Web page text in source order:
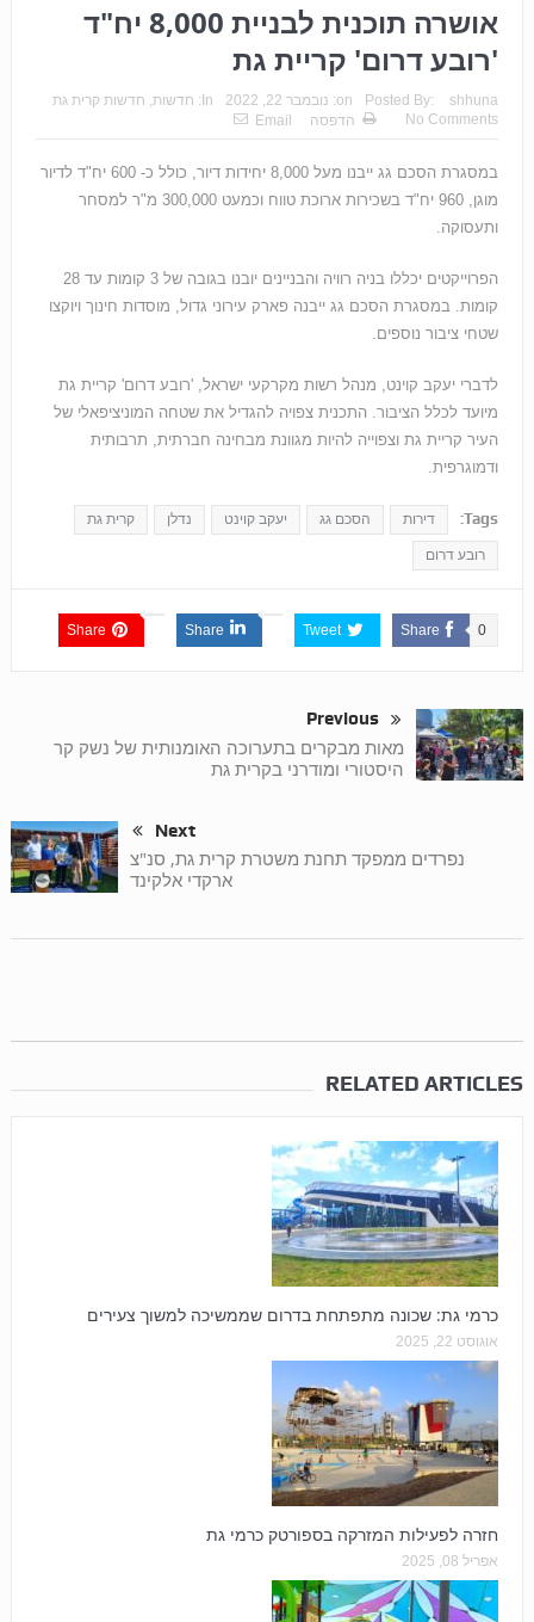
אושרה תוכנית לבניית 8,000 יח"ד
'רובע דרום' קריית גת
Posted By: shhuna
on: נובמבר 22, 2022 In: חדשות, חדשות קרית גת
No Comments
הדפסה Email
במסגרת הסכם גג ייבנו מעל 8,000 יחידות דיור, כולל כ- 600 יח"ד לדיור
מוגן, 960 יח"ד בשכירות ארוכת טווח וכמעט 300,000 מ"ר למסחר
ותעסוקה.
הפרוייקטים יכללו בניה רוויה והבניינים יובנו בגובה של 3 קומות עד 28
קומות. במסגרת הסכם גג ייבנה פארק עירוני גדול, מוסדות חינוך ויוקצו
שטחי ציבור נוספים.
לדברי יעקב קוינט, מנהל רשות מקרקעי ישראל, 'רובע דרום' קריית גת
מיועד לכלל הציבור. התכנית צפויה להגדיל את שטחה המוניציפאלי של
העיר קריית גת וצפוייה להיות מגוונת מבחינה חברתית, תרבותית
ודמוגרפית.
Tags: דירות הסכם גג יעקב קוינט נדלן קרית גת
רובע דרום
Share 0
Tweet
Share
Share
Previous
מאות מבקרים בתערוכה האומנותית של נשק קר
היסטורי ומודרני בקרית גת
Next
נפרדים ממפקד תחנת משטרת קרית גת, סנ"צ
ארקדי אלקינד
RELATED ARTICLES
כרמי גת: שכונה מתפתחת בדרום שממשיכה למשוך צעירים
אוגוסט 22, 2025
חזרה לפעילות המזרקה בספורטק כרמי גת
אפריל 08, 2025